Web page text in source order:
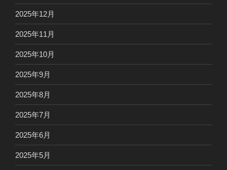
2025年12月
2025年11月
2025年10月
2025年9月
2025年8月
2025年7月
2025年6月
2025年5月